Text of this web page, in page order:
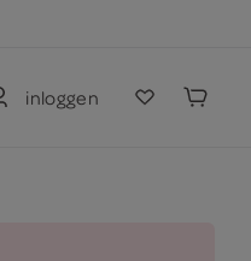
inloggen